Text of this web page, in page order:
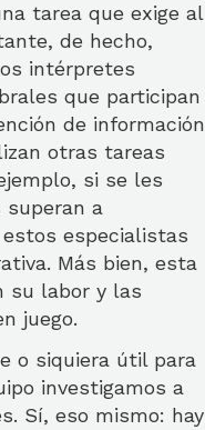
tarea que exige al
de hecho,
intérpretes
que participan
de información
otras tareas
si se les
superan a
especialistas
Más bien, esta
su labor y las
juego.
o siquiera útil para
investigamos a
Sí, eso mismo: hay